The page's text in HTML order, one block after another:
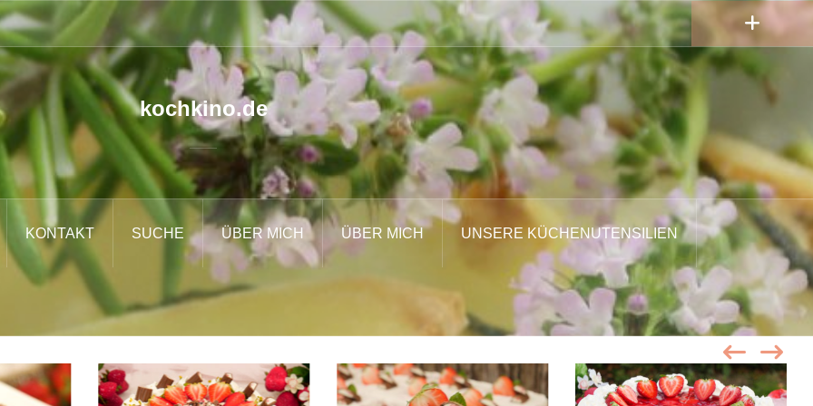
kochkino.de
KONTAKT SUCHE ÜBER MICH ÜBER MICH UNSERE KÜCHENUTENSILIEN